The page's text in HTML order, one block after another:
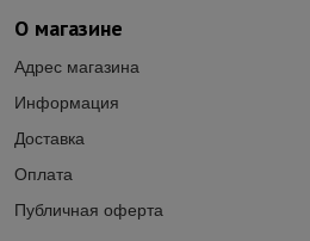
О магазине
Адрес магазина
Информация
Доставка
Оплата
Публичная оферта